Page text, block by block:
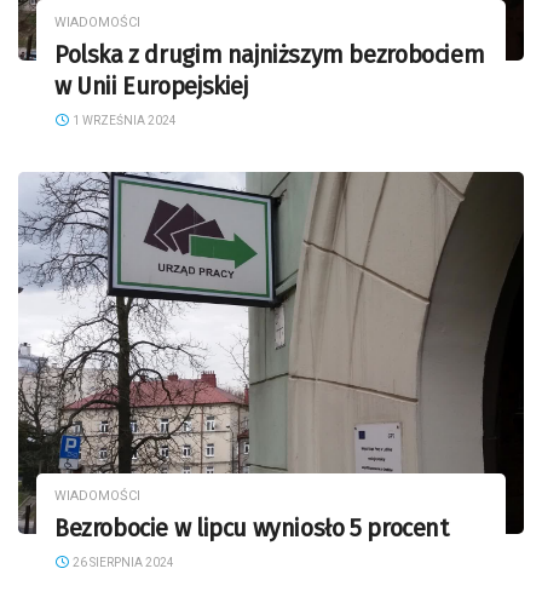
WIADOMOŚCI
Polska z drugim najniższym bezrobociem
w Unii Europejskiej
1 WRZEŚNIA 2024
WIADOMOŚCI
Bezrobocie w lipcu wyniosło 5 procent
26 SIERPNIA 2024